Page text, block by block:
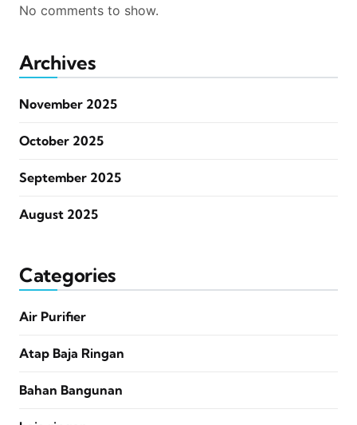
No comments to show.
Archives
November 2025
October 2025
September 2025
August 2025
Categories
Air Purifier
Atap Baja Ringan
Bahan Bangunan